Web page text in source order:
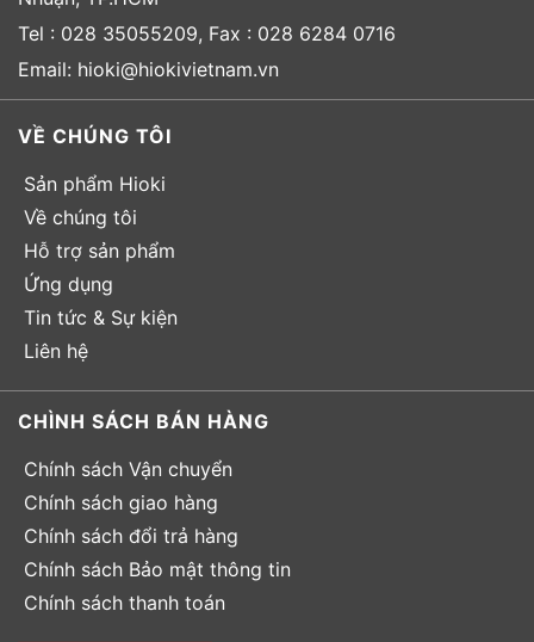
Tel : 028 35055209, Fax : 028 6284 0716
Email: hioki@hiokivietnam.vn
VỀ CHÚNG TÔI
Sản phẩm Hioki
Về chúng tôi
Hỗ trợ sản phẩm
Ứng dụng
Tin tức & Sự kiện
Liên hệ
CHÌNH SÁCH BÁN HÀNG
Chính sách Vận chuyển
Chính sách giao hàng
Chính sách đổi trả hàng
Chính sách Bảo mật thông tin
Chính sách thanh toán